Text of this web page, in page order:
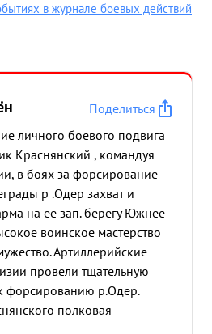
в журнале боевых действий
Поделиться
личного боевого подвига
Краснянский , командуя
в боях за форсирование
р .Одер захват и
на ее зап. берегу Южнее
воинское мастерство
Артиллерийские
провели тщательную
форсированию р.Одер.
полковая
переправлена умелому в